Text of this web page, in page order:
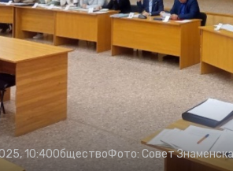
10:40ОбществоФото: Совет Знаменска